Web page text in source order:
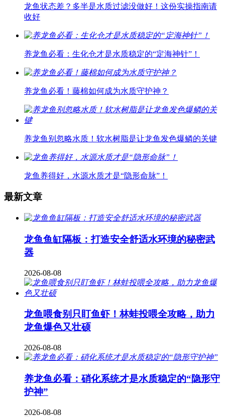
龙鱼状态差？多半是水质过滤没做好！这份实操指南请
收好
养龙鱼必看：生化仓才是水质稳定的“定海神针”！
养龙鱼必看！藤棉如何成为水质守护神？
养龙鱼别忽略水质！软水树脂是让龙鱼发色爆鳞的关键
龙鱼养得好，水源水质才是“隐形命脉”！
最新文章
龙鱼鱼缸隔板：打造安全舒适水环境的秘密武
器
2026-08-08
龙鱼喂食别只盯鱼虾！林蛙投喂全攻略，助力
龙鱼爆色又壮硕
2026-08-08
养龙鱼必看：硝化系统才是水质稳定的“隐形守
护神”
2026-08-08